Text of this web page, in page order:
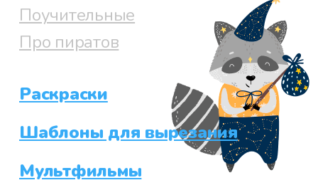
Поучительные
Про пиратов
Раскраски
Шаблоны для вырезания
Мультфильмы